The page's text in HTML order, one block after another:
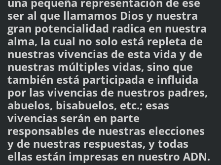
ser al que llamamos Dios y nuestra
gran potencialidad radica en nuestra
alma, la cual no solo está repleta de
nuestras vivencias de esta vida y de
nuestras múltiples vidas, sino que
también está participada e influida
por las vivencias de nuestros padres,
abuelos, bisabuelos, etc.; esas
vivencias serán en parte
responsables de nuestras elecciones
y de nuestras respuestas, y todas
ellas están impresas en nuestro ADN.